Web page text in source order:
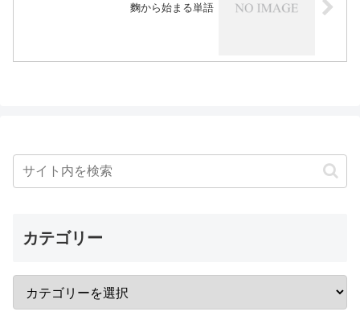
麴から始まる単語
カテゴリー